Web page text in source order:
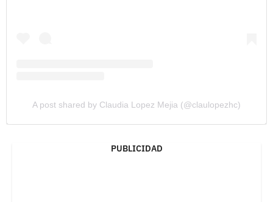
A post shared by Claudia Lopez Mejia (@claulopezhc)
PUBLICIDAD